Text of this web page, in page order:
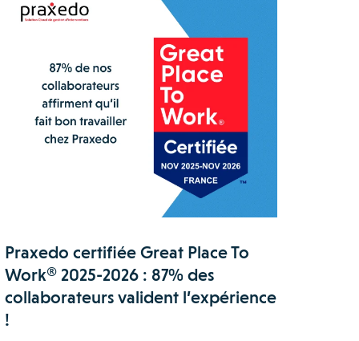
Praxedo certifiée Great Place To
Work® 2025-2026 : 87% des
collaborateurs valident l’expérience
!